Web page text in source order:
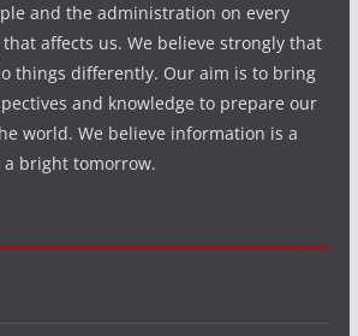
and the administration on every
affects us. We believe strongly that
things differently. Our aim is to bring
and knowledge to prepare our
world. We believe information is a
bright tomorrow.